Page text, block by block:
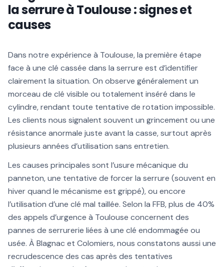
la serrure à Toulouse : signes et
causes
Dans notre expérience à Toulouse, la première étape
face à une clé cassée dans la serrure est d’identifier
clairement la situation. On observe généralement un
morceau de clé visible ou totalement inséré dans le
cylindre, rendant toute tentative de rotation impossible.
Les clients nous signalent souvent un grincement ou une
résistance anormale juste avant la casse, surtout après
plusieurs années d’utilisation sans entretien.
Les causes principales sont l’usure mécanique du
panneton, une tentative de forcer la serrure (souvent en
hiver quand le mécanisme est grippé), ou encore
l’utilisation d’une clé mal taillée. Selon la FFB, plus de 40%
des appels d’urgence à Toulouse concernent des
pannes de serrurerie liées à une clé endommagée ou
usée. À Blagnac et Colomiers, nous constatons aussi une
recrudescence des cas après des tentatives